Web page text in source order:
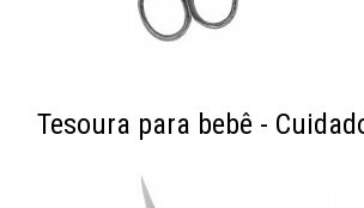
Tesoura para bebê -